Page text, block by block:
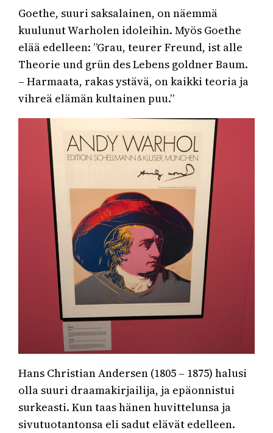
Goethe, suuri saksalainen, on näemmä
kuulunut Warholen idoleihin. Myös Goethe
elää edelleen: ”Grau, teurer Freund, ist alle
Theorie und grün des Lebens goldner Baum.
– Harmaata, rakas ystävä, on kaikki teoria ja
vihreä elämän kultainen puu.”
Hans Christian Andersen (1805 – 1875) halusi
olla suuri draamakirjailija, ja epäonnistui
surkeasti. Kun taas hänen huvittelunsa ja
sivutuotantonsa eli sadut elävät edelleen.